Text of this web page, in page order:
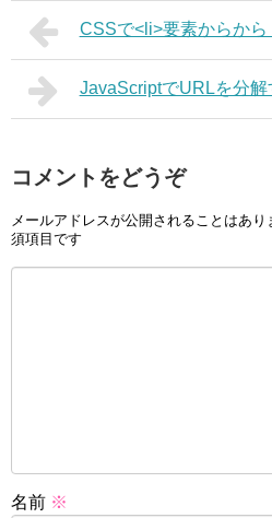
CSSで<li>要素からか
JavaScriptでURLを分解
コメントをどうぞ
メールアドレスが公開されることはあり
須項目です
名前 ※